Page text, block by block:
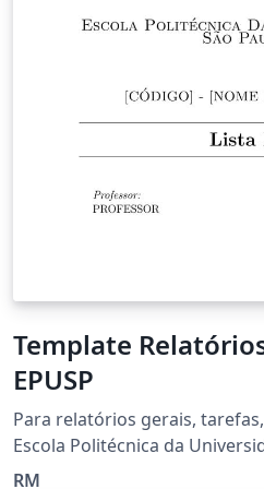
Template
EPUSP
Para relatórios gerais, tarefas, etc. de
Escola Politécnica da
RM